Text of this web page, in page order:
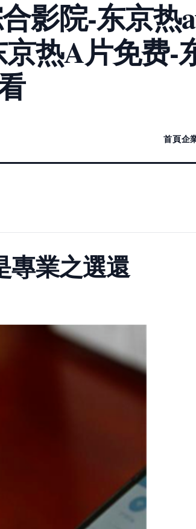
影院-东京热
热A片免费-
首頁企
專業之選還